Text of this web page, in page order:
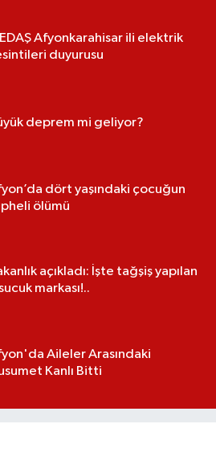
Afyonkarahisar ili elektrik
duyurusu
deprem mi geliyor?
dört yaşındaki çocuğun
ölümü
açıkladı: İşte tağşiş yapılan
markası!..
Aileler Arasındaki
Kanlı Bitti